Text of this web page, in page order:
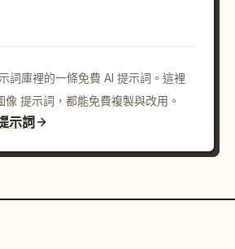
詞庫裡的一條免費 AI 提示詞。這裡
提示詞，都能免費複製與改用。
示詞